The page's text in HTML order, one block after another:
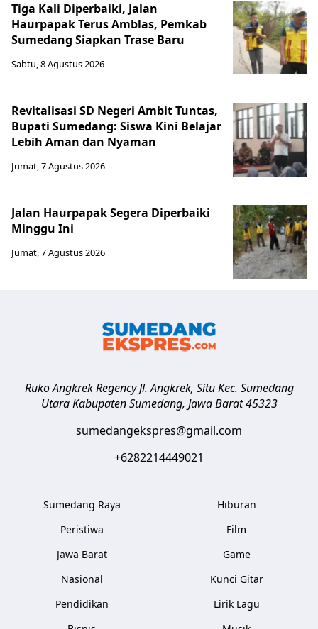
Tiga Kali Diperbaiki, Jalan
Haurpapak Terus Amblas, Pemkab
Sumedang Siapkan Trase Baru
Sabtu, 8 Agustus 2026
Revitalisasi SD Negeri Ambit Tuntas,
Bupati Sumedang: Siswa Kini Belajar
Lebih Aman dan Nyaman
Jumat, 7 Agustus 2026
Jalan Haurpapak Segera Diperbaiki
Minggu Ini
Jumat, 7 Agustus 2026
Ruko Angkrek Regency Jl. Angkrek, Situ Kec. Sumedang
Utara Kabupaten Sumedang, Jawa Barat 45323
sumedangekspres@gmail.com
+6282214449021
Sumedang Raya
Peristiwa
Jawa Barat
Nasional
Pendidikan
Hiburan
Film
Game
Kunci Gitar
Lirik Lagu